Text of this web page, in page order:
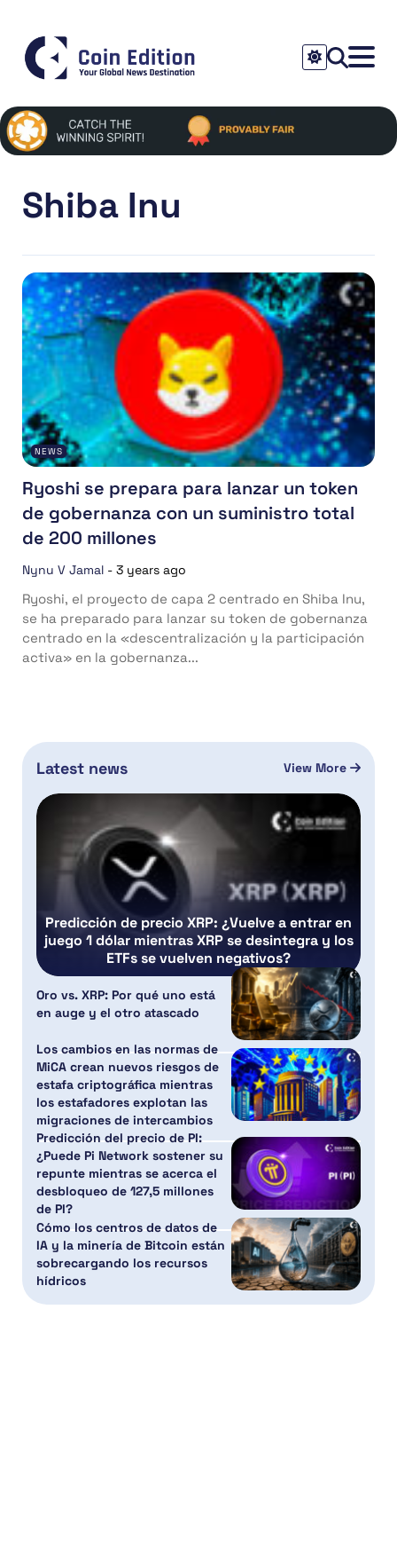
Shiba Inu
NEWS
Ryoshi se prepara para lanzar un token
de gobernanza con un suministro total
de 200 millones
Nynu V Jamal - 3 years ago
Ryoshi, el proyecto de capa 2 centrado en Shiba Inu,
se ha preparado para lanzar su token de gobernanza
centrado en la «descentralización y la participación
activa» en la gobernanza...
Latest news View More
Predicción de precio XRP: ¿Vuelve a entrar en
juego 1 dólar mientras XRP se desintegra y los
ETFs se vuelven negativos?
Oro vs. XRP: Por qué uno está
en auge y el otro atascado
Los cambios en las normas de
MiCA crean nuevos riesgos de
estafa criptográfica mientras
los estafadores explotan las
migraciones de intercambios
Predicción del precio de PI:
¿Puede Pi Network sostener su
repunte mientras se acerca el
desbloqueo de 127,5 millones
de PI?
Cómo los centros de datos de
IA y la minería de Bitcoin están
sobrecargando los recursos
hídricos